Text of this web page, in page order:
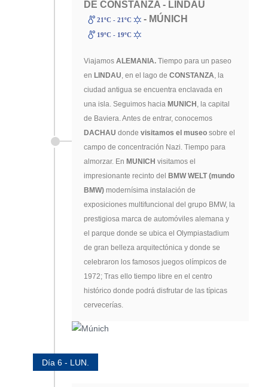
DE CONSTANZA - LINDAU
21ºC - 21ºC - MÚNICH
19ºC - 19ºC
Viajamos ALEMANIA. Tiempo para un paseo
en LINDAU, en el lago de CONSTANZA, la
ciudad antigua se encuentra enclavada en
una isla. Seguimos hacia MUNICH , la capital
de Baviera. Antes de entrar, conocemos
DACHAU donde visitamos el museo sobre el
campo de concentración Nazi. Tiempo para
almorzar. En MUNICH visitamos el
impresionante recinto del
BMW WELT (mundo
BMW) modernísima instalación de
exposiciones multifuncional del grupo BMW, la
prestigiosa marca de automóviles alemana y
el parque donde se ubica el Olympiastadium
de gran belleza arquitectónica y donde se
celebraron los famosos juegos olímpicos de
1972; Tras ello tiempo libre en el centro
histórico donde podrá disfrutar de las típicas
cervecerías.
Día 6 - LUN.